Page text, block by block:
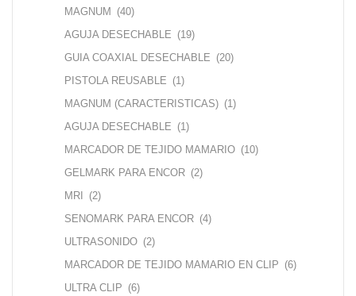
MAGNUM (40)
AGUJA DESECHABLE (19)
GUIA COAXIAL DESECHABLE (20)
PISTOLA REUSABLE (1)
MAGNUM (CARACTERISTICAS) (1)
AGUJA DESECHABLE (1)
MARCADOR DE TEJIDO MAMARIO (10)
GELMARK PARA ENCOR (2)
MRI (2)
SENOMARK PARA ENCOR (4)
ULTRASONIDO (2)
MARCADOR DE TEJIDO MAMARIO EN CLIP (6)
ULTRA CLIP (6)